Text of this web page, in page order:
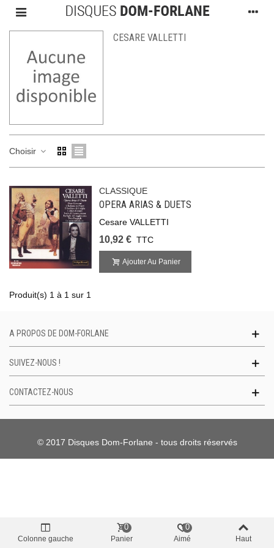
CESARE VALLETTI
Choisir
CLASSIQUE
OPERA ARIAS & DUETS
Cesare VALLETTI
10,92 € TTC
Ajouter Au Panier
Produit(s) 1 à 1 sur 1
A PROPOS DE DOM-FORLANE
SUIVEZ-NOUS !
CONTACTEZ-NOUS
© 2017 Disques Dom-Forlane - tous droits réservés
Colonne gauche Panier
0
Aimé
0
Haut